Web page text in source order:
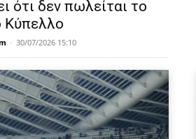
ότι δεν πωλείται το
Κύπελλο
- 30/07/2026 15:10